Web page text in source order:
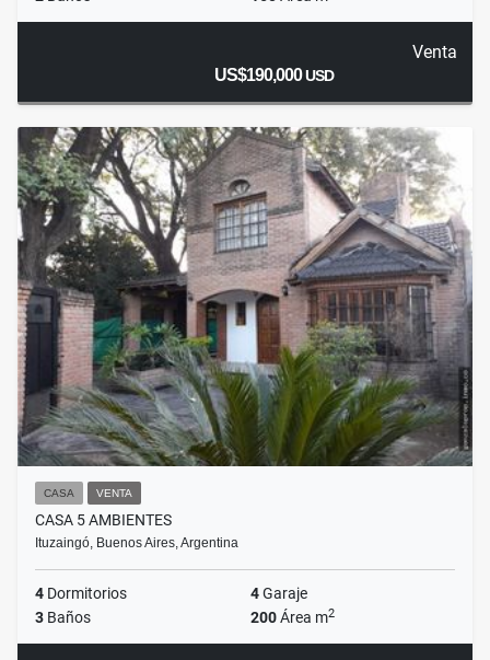
Venta
US$190,000USD
CASA VENTA
CASA 5 AMBIENTES
Ituzaingó, Buenos Aires, Argentina
4 Dormitorios 4Garaje
3 Baños 200Área m2